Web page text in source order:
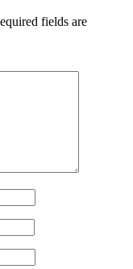
fields are